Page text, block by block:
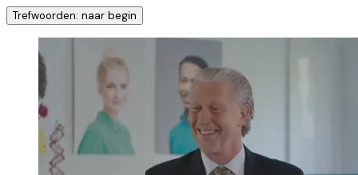
Trefwoorden: naar begin